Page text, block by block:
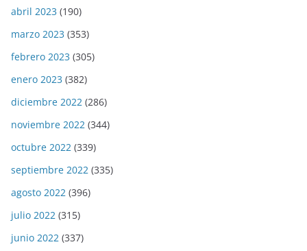
abril 2023 (190)
marzo 2023 (353)
febrero 2023 (305)
enero 2023 (382)
diciembre 2022 (286)
noviembre 2022 (344)
octubre 2022 (339)
septiembre 2022 (335)
agosto 2022 (396)
julio 2022 (315)
junio 2022 (337)